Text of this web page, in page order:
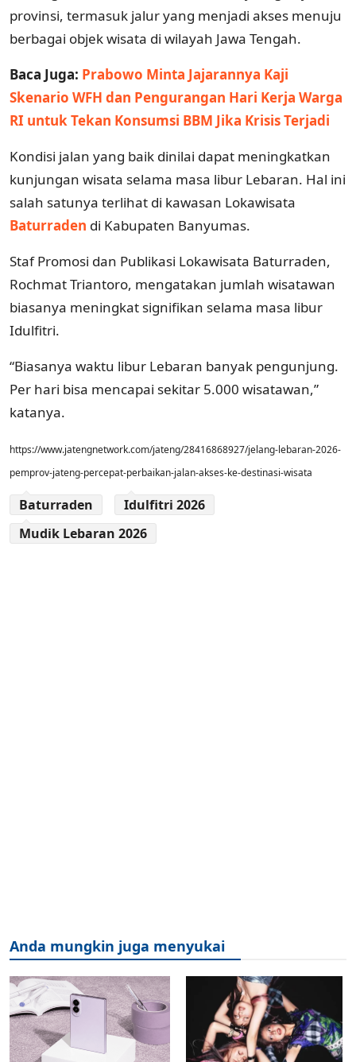
provinsi, termasuk jalur yang menjadi akses menuju
berbagai objek wisata di wilayah Jawa Tengah.
Baca Juga: Prabowo Minta Jajarannya Kaji
Skenario WFH dan Pengurangan Hari Kerja Warga
RI untuk Tekan Konsumsi BBM Jika Krisis Terjadi
Kondisi jalan yang baik dinilai dapat meningkatkan
kunjungan wisata selama masa libur Lebaran. Hal ini
salah satunya terlihat di kawasan Lokawisata
Baturraden di Kabupaten Banyumas.
Staf Promosi dan Publikasi Lokawisata Baturraden,
Rochmat Triantoro, mengatakan jumlah wisatawan
biasanya meningkat signifikan selama masa libur
Idulfitri.
“Biasanya waktu libur Lebaran banyak pengunjung.
Per hari bisa mencapai sekitar 5.000 wisatawan,”
katanya.
https://www.jatengnetwork.com/jateng/28416868927/jelang-lebaran-2026-
pemprov-jateng-percepat-perbaikan-jalan-akses-ke-destinasi-wisata
Baturraden
Idulfitri 2026
Mudik Lebaran 2026
Anda mungkin juga menyukai